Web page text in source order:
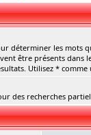
déterminer les mots
être présents dans
Utilisez *
des recherches